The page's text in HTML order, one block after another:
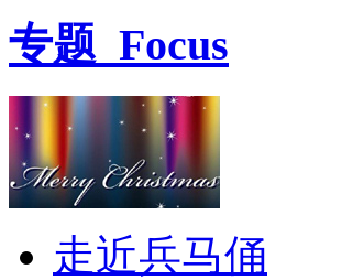
专题 Focus
走近兵马俑